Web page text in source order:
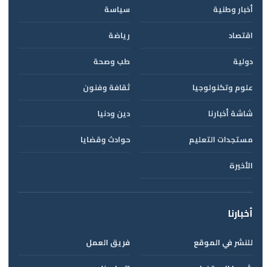
أخبار وطنية
سياسة
اقتصاد
رياضة
دولية
طب وصحة
علوم وتكنولوجيا
ثقافة وفنون
شاشة أخبارنا
دين ودنيا
مستجدات التعليم
حوادث وقضايا
الأخيرة
أخبارنا
للنشر في الموقع
فريق العمل